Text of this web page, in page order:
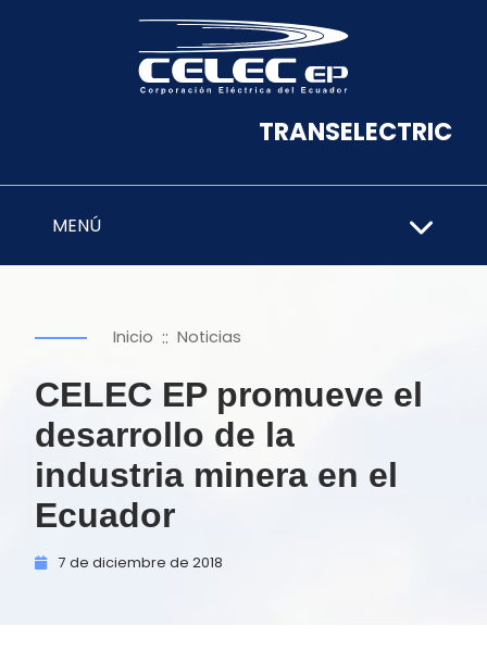
TRANSELECTRIC
MENÚ
Inicio :: Noticias
CELEC EP promueve el
desarrollo de la
industria minera en el
Ecuador
7 de diciembre de 2018